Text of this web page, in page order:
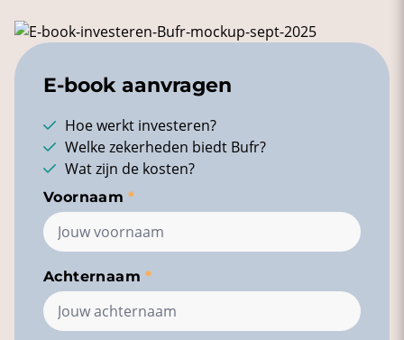
E-book aanvragen
Hoe werkt investeren?
Welke zekerheden biedt Bufr?
Wat zijn de kosten?
Voornaam
Achternaam